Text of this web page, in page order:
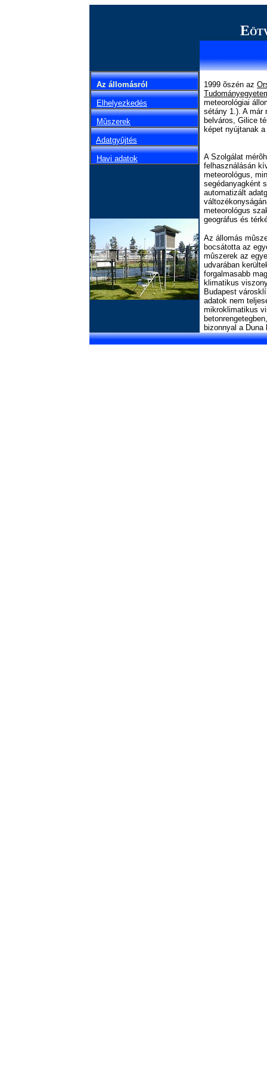
E
Az állomásról
Elhelyezkedés
Mûszerek
Adatgyûjtés
Havi adatok
1999 õszén az
meteorológiai
sétány 1.). A már
belváros, Gilice
képet nyújtanak
A Szolgálat
felhasználásán
meteorológus,
segédanyagként
automatizált
meteorológus
geográfus és
Az állomás
bocsátotta az
mûszerek az
udvarában
forgalmasabb
klimatikus
Budapest
adatok nem
mikroklimatikus
bizonnyal a